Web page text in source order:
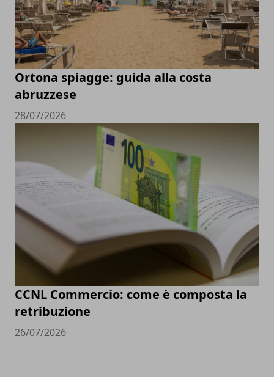
Ortona spiagge: guida alla costa
abruzzese
28/07/2026
CCNL Commercio: come è composta la
retribuzione
26/07/2026